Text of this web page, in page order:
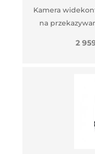
Kamera
na
2